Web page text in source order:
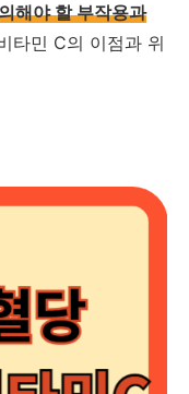
해야 할 부작용과
타민 C의 이점과 위